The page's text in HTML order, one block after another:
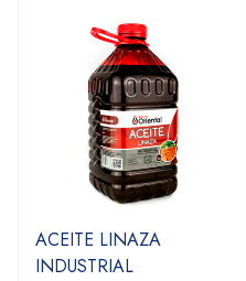
ACEITE LINAZA
INDUSTRIAL